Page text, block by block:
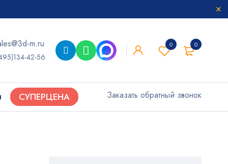
0
0
m.ru
42-56
СУПЕРЦЕНА Заказать обратный звонок